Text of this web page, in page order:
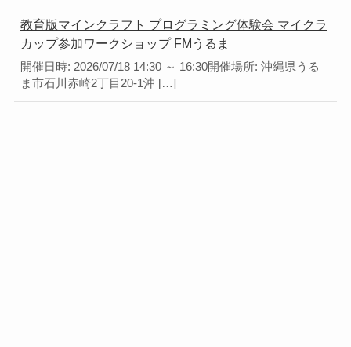
教育版マインクラフト プログラミング体験会 マイクラ
カップ参加ワークショップ FMうるま
開催日時: 2026/07/18 14:30 ～ 16:30開催場所: 沖縄県うる
ま市石川赤崎2丁目20-1沖 […]